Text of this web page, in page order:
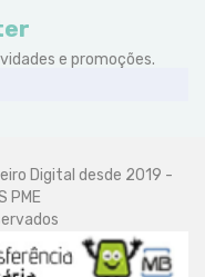
e promoções.
Digital desde 2019 -
PME